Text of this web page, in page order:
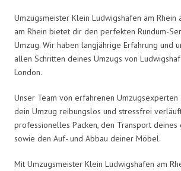
Umzugsmeister Klein Ludwigshafen am Rhein
am Rhein bietet dir den perfekten Rundum-
Umzug. Wir haben langjährige Erfahrung und
allen Schritten deines Umzugs von
London.
Unser Team von erfahrenen Umzugsexperten
dein Umzug reibungslos und stressfrei
professionelles Packen, den Transport deines
sowie den Auf- und Abbau deiner Möbel.
Mit Umzugsmeister Klein Ludwigshafen am